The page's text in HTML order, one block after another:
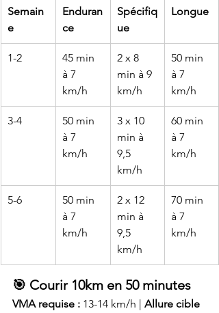
Semain
e
Enduran
ce
Spécifiq
ue
Longue
1-2
45 min
à 7
km/h
2 x 8
min à 9
km/h
50 min
à 7
km/h
3-4
50 min
à 7
km/h
3 x 10
min à
9,5
km/h
60 min
à 7
km/h
5-6
50 min
à 7
km/h
2 x 12
min à
9,5
km/h
70 min
à 7
km/h
🎯 Courir 10km en 50 minutes
VMA requise : 13-14 km/h | Allure cible